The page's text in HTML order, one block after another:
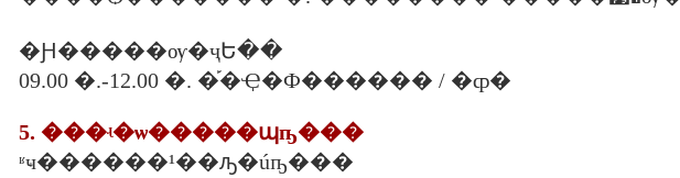
�Ԩ�����ѹ�ҷԵ��
09.00 �.-12.00 �. �֡�Ҿ�Ф������ / �ȹ�
5. ���ʵ�ѡ�����պҧ���
ʶҹ������¹��ԡ�úҧ���